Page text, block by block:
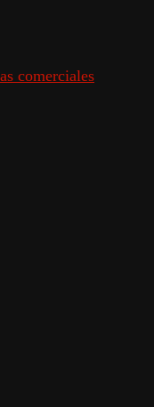
comerciales